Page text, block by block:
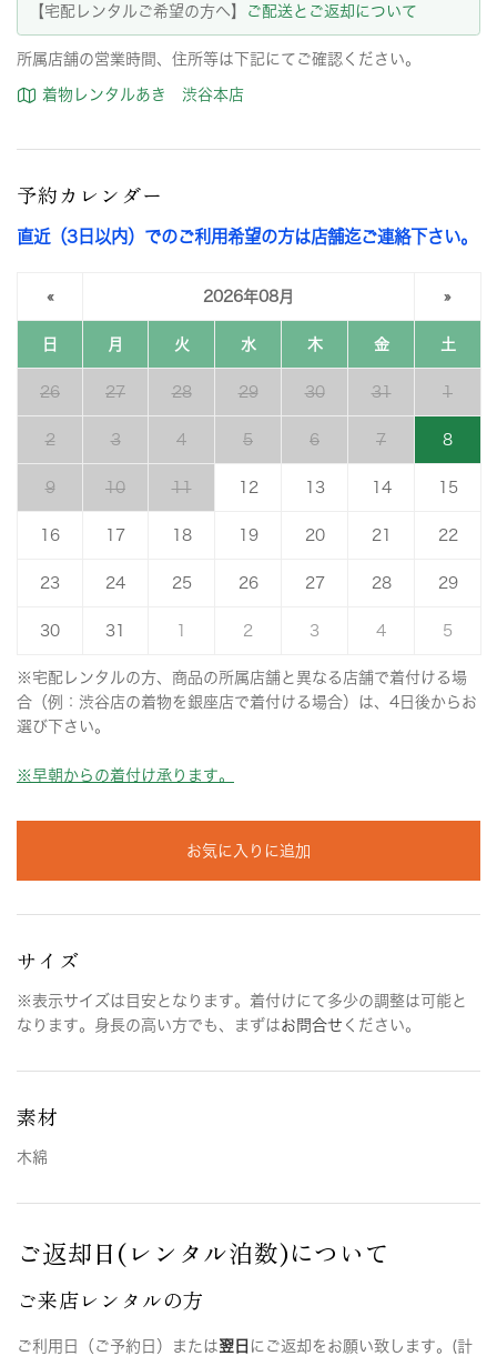
【宅配レンタルご希望の方へ】
ご配送とご返却について
所属店舗の営業時間、住所等は下記にてご確認ください。
着物レンタルあき 渋谷本店
予約カレンダー
直近（3日以内）でのご利用希望の方は店舗迄ご連絡下さい。
« 2026年08月 »
日 月 火 水 木 金 土
26 27 28 29 30 31 1
2 3 4 5 6 7 8
9 10 11 12 13 14 15
16 17 18 19 20 21 22
23 24 25 26 27 28 29
30 31 2 3 4 5
※宅配レンタルの方、商品の所属店舗と異なる店舗で着付ける場
合（例：渋谷店の着物を銀座店で着付ける場合）は、4日後からお
選び下さい。
※早朝からの着付け承ります。
お気に入りに追加
サイズ
※表示サイズは目安となります。着付けにて多少の調整は可能と
なります。身長の高い方でも、まずはお問合せ ください。
素材
木綿
ご返却日(レンタル泊数)について
ご来店レンタルの方
ご利用日（ご予約日）または翌日 にご返却をお願い致します。(計